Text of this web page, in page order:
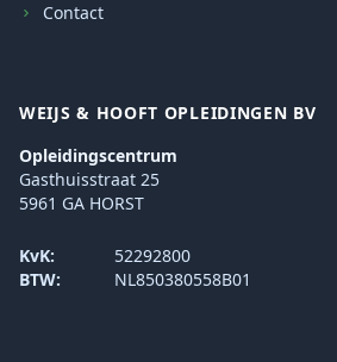
Contact
WEIJS & HOOFT OPLEIDINGEN BV
Opleidingscentrum
Gasthuisstraat 25
5961 GA HORST
KvK:
52292800
BTW:
NL850380558B01